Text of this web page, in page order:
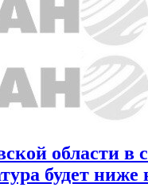
области в
будет